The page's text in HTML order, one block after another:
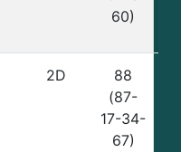
60)
2D
88
(87-
17-34-
67)